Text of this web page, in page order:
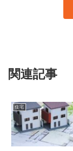
関連記事
住宅